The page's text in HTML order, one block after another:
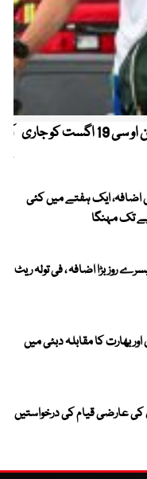
کیریبین پریمیئر لیگ ، قومی کرکٹرز کو این او سی 19 اگست کو جاری
ایک ہفتے میں کئی
بڑا اضافہ ، فی تولہ ریٹ
پاکستان اور بھارت کا مقابلہ دبئی میں
کی عارضی قیام کی درخواستیں